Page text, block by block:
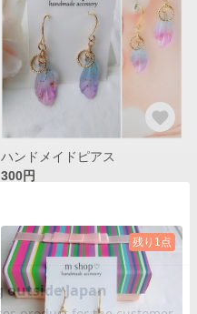
ハンドメイドピアス
300円
残り1点